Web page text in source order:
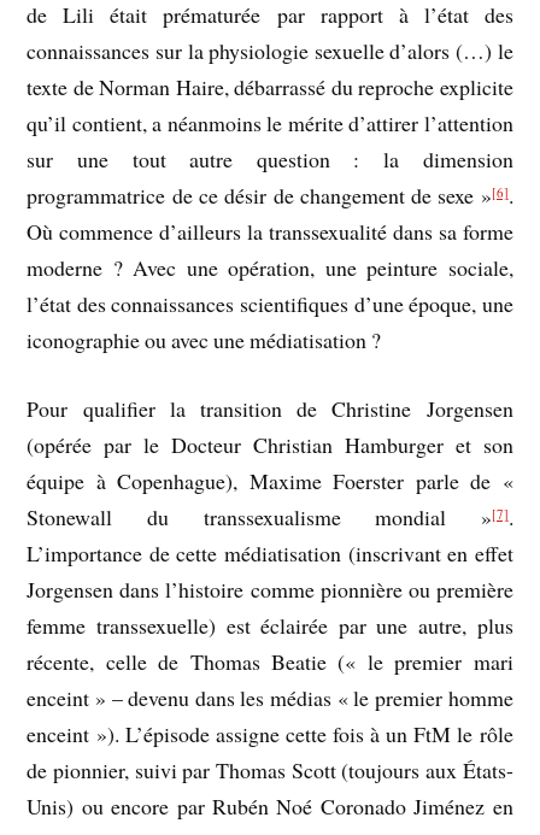
de Lili était prématurée par rapport à l’état des
connaissances sur la physiologie sexuelle d’alors (…) le
texte de Norman Haire, débarrassé du reproche explicite
qu’il contient, a néanmoins le mérite d’attirer l’attention
sur une tout autre question : la dimension
programmatrice de ce désir de changement de sexe »[6].
Où commence d’ailleurs la transsexualité dans sa forme
moderne ? Avec une opération, une peinture sociale,
l’état des connaissances scientifiques d’une époque, une
iconographie ou avec une médiatisation ?
Pour qualifier la transition de Christine Jorgensen
(opérée par le Docteur Christian Hamburger et son
équipe à Copenhague), Maxime Foerster parle de «
Stonewall du transsexualisme mondial »[7].
L’importance de cette médiatisation (inscrivant en effet
Jorgensen dans l’histoire comme pionnière ou première
femme transsexuelle) est éclairée par une autre, plus
récente, celle de Thomas Beatie (« le premier mari
enceint » – devenu dans les médias « le premier homme
enceint »). L’épisode assigne cette fois à un FtM le rôle
de pionnier, suivi par Thomas Scott (toujours aux États-
Unis) ou encore par Rubén Noé Coronado Jiménez en